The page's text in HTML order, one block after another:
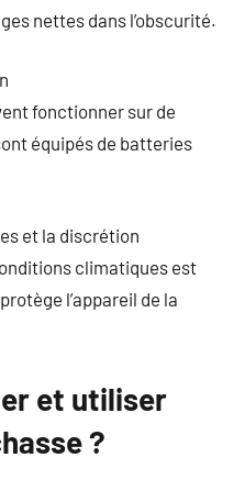
nettes dans l’obscurité.
fonctionner sur de
équipés de batteries
et la discrétion
climatiques est
l’appareil de la
et utiliser
?